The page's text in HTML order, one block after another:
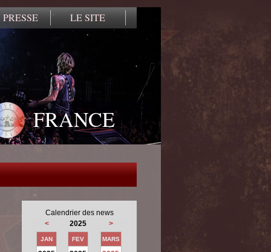
LE SITE
FRANCE
Calendrier des news
<
2025 >
JAN FEV MARS